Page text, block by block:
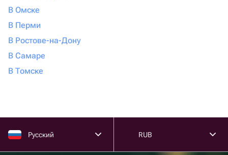
В Омске
В Перми
В Ростове-на-Дону
В Самаре
В Томске
Русский RUB